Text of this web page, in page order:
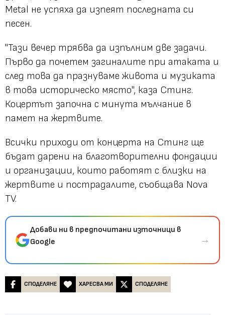
Metal не успяха да изпеят последната си
песен.
"Тази вечер трябва да изпълним две задачи.
Първо да почетем загиналите при атаката и
след това да празнуваме живота и музиката
в това историческо място", каза Стинг.
Коцертът започна с минута мълчание в
памет на жертвите.
Всички приходи от концерта на Стинг ще
бъдат дарени на благотворителни фондации
и организации, които работят с близки на
жертвите и пострадалите, съобщава Nova
TV.
Добави ни в предпочитани източници в
Google
→
СПОДЕЛЯНЕ ХАРЕСВА МИ СПОДЕЛЯНЕ